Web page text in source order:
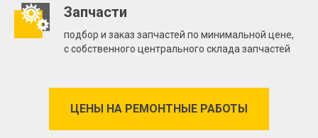
Запчасти
подбор и заказ запчастей по минимальной цене,
с собственного центрального склада запчастей
ЦЕНЫ НА РЕМОНТНЫЕ РАБОТЫ